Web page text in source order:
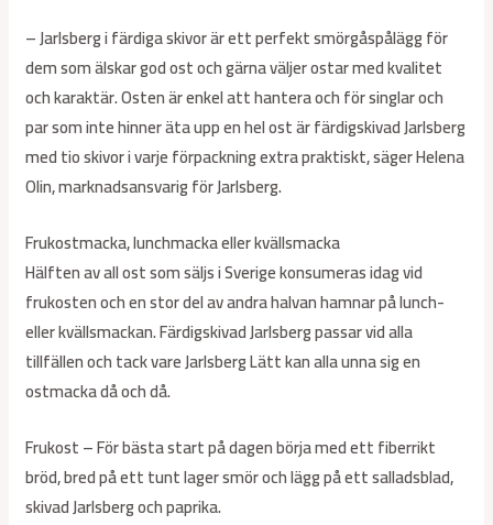
– Jarlsberg i färdiga skivor är ett perfekt smörgåspålägg för
dem som älskar god ost och gärna väljer ostar med kvalitet
och karaktär. Osten är enkel att hantera och för singlar och
par som inte hinner äta upp en hel ost är färdigskivad Jarlsberg
med tio skivor i varje förpackning extra praktiskt, säger Helena
Olin, marknadsansvarig för Jarlsberg.
Frukostmacka, lunchmacka eller kvällsmacka
Hälften av all ost som säljs i Sverige konsumeras idag vid
frukosten och en stor del av andra halvan hamnar på lunch-
eller kvällsmackan. Färdigskivad Jarlsberg passar vid alla
tillfällen och tack vare Jarlsberg Lätt kan alla unna sig en
ostmacka då och då.
Frukost – För bästa start på dagen börja med ett fiberrikt
bröd, bred på ett tunt lager smör och lägg på ett salladsblad,
skivad Jarlsberg och paprika.